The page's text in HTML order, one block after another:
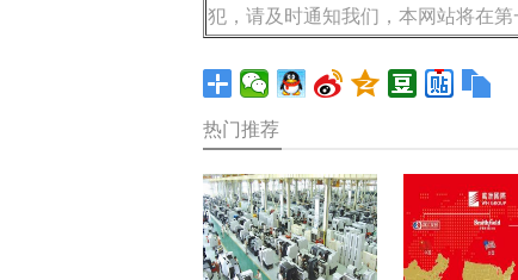
犯，请及时通知我们，本网站将在第
热门推荐